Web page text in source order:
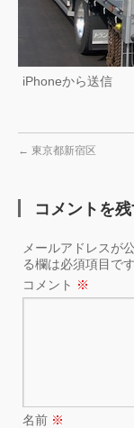
iPhoneから送信
← 東京都新宿区
コメントを
メールアドレスが
る欄は必須項目です
コメント ※
名前 ※